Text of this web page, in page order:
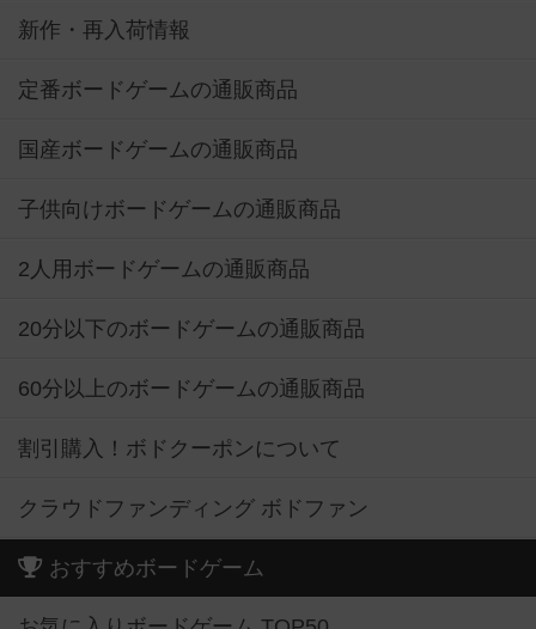
新作・再入荷情報
定番ボードゲームの通販商品
国産ボードゲームの通販商品
子供向けボードゲームの通販商品
2人用ボードゲームの通販商品
20分以下のボードゲームの通販商品
60分以上のボードゲームの通販商品
割引購入！ボドクーポンについて
クラウドファンディング ボドファン
おすすめボードゲーム